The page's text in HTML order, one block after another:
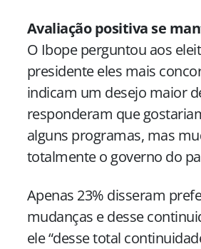
Avaliação positiva se
O Ibope perguntou aos
presidente eles mais
indicam um desejo maior
responderam que
alguns programas, mas
totalmente o governo do
Apenas 23% disseram
mudanças e desse
ele “desse total